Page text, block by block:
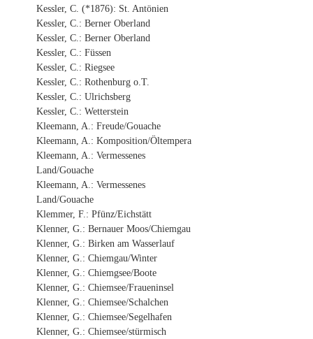
Kessler, C. (*1876): St. Antönien
Kessler, C.: Berner Oberland
Kessler, C.: Berner Oberland
Kessler, C.: Füssen
Kessler, C.: Riegsee
Kessler, C.: Rothenburg o.T.
Kessler, C.: Ulrichsberg
Kessler, C.: Wetterstein
Kleemann, A.: Freude/Gouache
Kleemann, A.: Komposition/Öltempera
Kleemann, A.: Vermessenes
Land/Gouache
Kleemann, A.: Vermessenes
Land/Gouache
Klemmer, F.: Pfünz/Eichstätt
Klenner, G.: Bernauer Moos/Chiemgau
Klenner, G.: Birken am Wasserlauf
Klenner, G.: Chiemgau/Winter
Klenner, G.: Chiemgsee/Boote
Klenner, G.: Chiemsee/Fraueninsel
Klenner, G.: Chiemsee/Schalchen
Klenner, G.: Chiemsee/Segelhafen
Klenner, G.: Chiemsee/stürmisch